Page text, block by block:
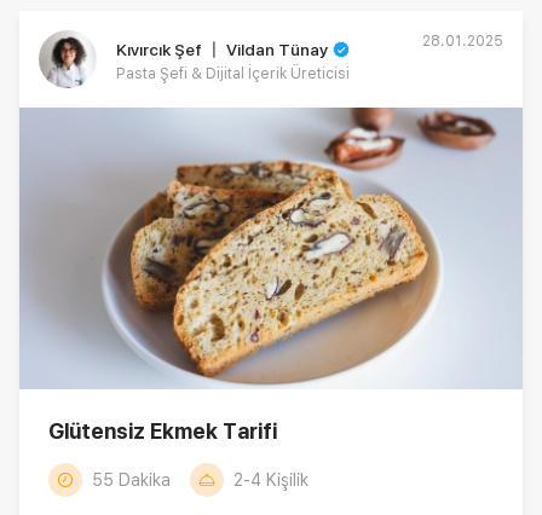
Kıvırcık Şef 〡 Vildan Tünay
Pasta Şefi & Dijital İçerik Üreticisi
28.01.2025
Glütensiz Ekmek Tarifi
55 Dakika 2-4 Kişilik